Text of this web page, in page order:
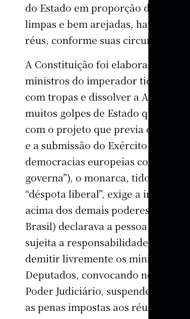
do Estado em proporção dos seus
limpas e bem arejadas, havendo
réus, conforme suas circunstâncias
A Constituição foi elaborada pelo
ministros do imperador tidos
com tropas e dissolver a
muitos golpes de Estado que a
com o projeto que previa o
e a submissão do Exército ao
democracias europeias coroadas,
governa”), o monarca, tido
“déspota liberal”, exige a
acima dos demais poderes, esse
Brasil) declarava a pessoa do
sujeita a responsabilidade
demitir livremente os ministros de
Deputados, convocando novas
Poder Judiciário, suspendendo
as penas impostas aos réus.